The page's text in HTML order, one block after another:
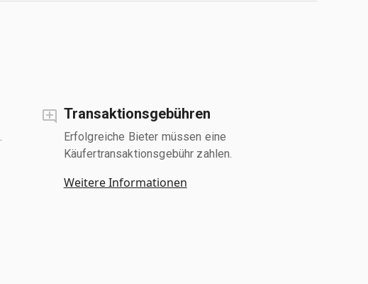
Transaktionsgebühren
Erfolgreiche Bieter müssen eine
Käufertransaktionsgebühr zahlen.
Weitere Informationen